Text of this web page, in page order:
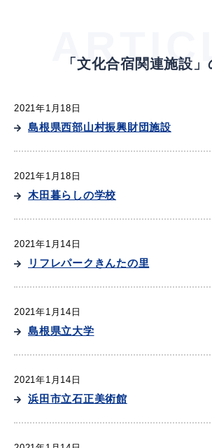
健康・福祉・子育て
産業・ビジネス
教育・文化・
観光・飲食
場面から探す
「文化合宿関連施設
2021年1月18日
島根県西部山村振興財団施設
2021年1月18日
木田暮らしの学校
2021年1月14日
リフレパークきんたの里
2021年1月14日
島根県立大学
2021年1月14日
浜田市立石正美術館